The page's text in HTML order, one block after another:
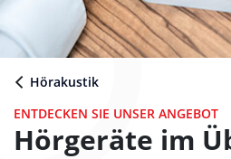
Hörakustik
ENTDECKEN SIE UNSER ANGEBOT
Hörgeräte im